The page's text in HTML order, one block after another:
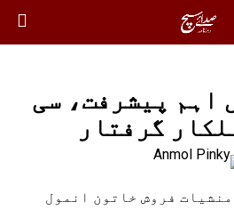
اہم پیشرفت، سی
منشیات فروش خاتون انمول